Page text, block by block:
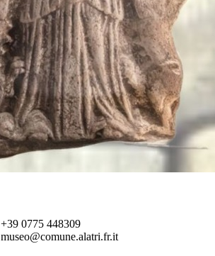
+39 0775 448309
museo@comune.alatri.fr.it